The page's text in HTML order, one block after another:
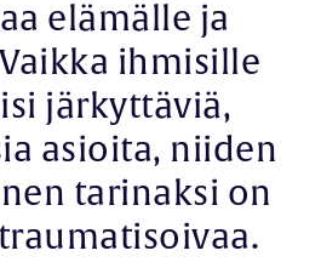
elämälle ja
ihmisille
järkyttäviä,
asioita, niiden
tarinaksi on